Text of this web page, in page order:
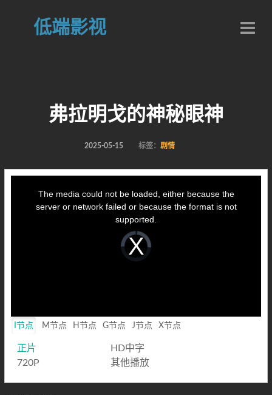
低端影视
弗拉明戈的神秘眼神
2025-05-15 标签： 剧情
Video
Player
loading.
The media could not be loaded, either because the
server or network failed or because the format is not
supported.
I节点 M节点 H节点 G节点 J节点 X节点
正片
HD中字
720P
其他播放